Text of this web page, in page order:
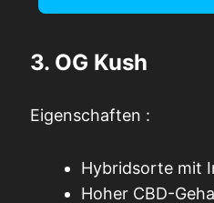
3. OG Kush
Eigenschaften :
Hybridsorte mit
Hoher CBD-